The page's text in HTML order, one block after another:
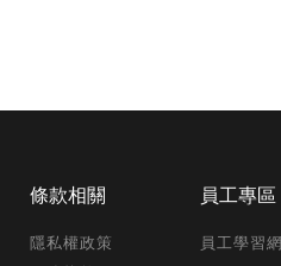
條款相關
隱私權政策
員工專區
員工學習網